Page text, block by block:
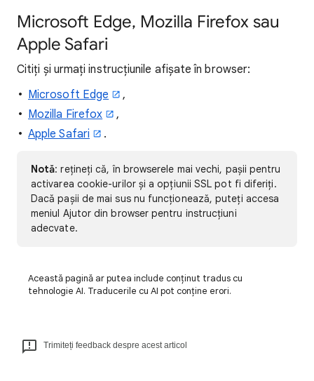
Microsoft Edge, Mozilla Firefox sau
Apple Safari
Citiți și urmați instrucțiunile afișate în browser:
Microsoft Edge
,
Mozilla Firefox
,
Apple Safari
.
Notă: rețineți că, în browserele mai vechi, pașii pentru
activarea cookie-urilor și a opțiunii SSL pot fi diferiți.
Dacă pașii de mai sus nu funcționează, puteți accesa
meniul Ajutor din browser pentru instrucțiuni
adecvate.
Această pagină ar putea include conținut tradus cu
tehnologie AI. Traducerile cu AI pot conține erori.
Trimiteți feedback despre acest articol